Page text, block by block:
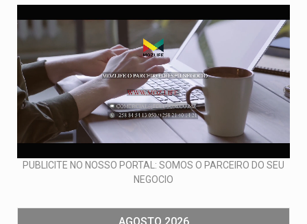
PUBLICITE NO NOSSO PORTAL: SOMOS O PARCEIRO DO SEU
NEGOCIO
AGOSTO 2026